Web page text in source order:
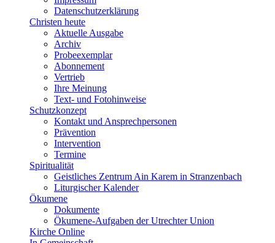
Datenschutzerklärung
Christen heute
Aktuelle Ausgabe
Archiv
Probeexemplar
Abonnement
Vertrieb
Ihre Meinung
Text- und Fotohinweise
Schutzkonzept
Kontakt und Ansprechpersonen
Prävention
Intervention
Termine
Spiritualität
Geistliches Zentrum Ain Karem in Stranzenbach
Liturgischer Kalender
Ökumene
Dokumente
Ökumene-Aufgaben der Utrechter Union
Kirche Online